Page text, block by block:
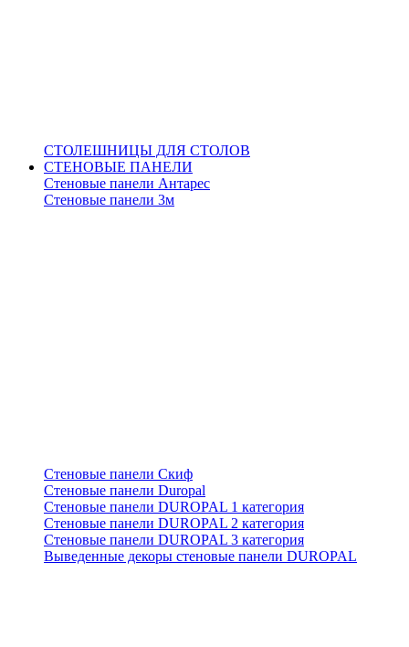
СТОЛЕШНИЦЫ ДЛЯ СТОЛОВ
СТЕНОВЫЕ ПАНЕЛИ
Стеновые панели Антарес
Стеновые панели 3м
Стеновые панели Скиф
Стеновые панели Duropal
Стеновые панели DUROPAL 1 категория
Стеновые панели DUROPAL 2 категория
Стеновые панели DUROPAL 3 категория
Выведенные декоры стеновые панели DUROPAL